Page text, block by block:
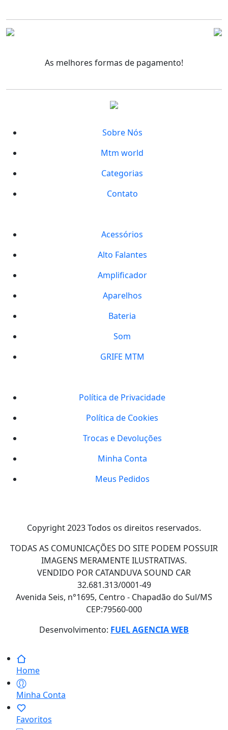
As melhores formas de pagamento!
Sobre Nós
Mtm world
Categorias
Contato
Acessórios
Alto Falantes
Amplificador
Aparelhos
Bateria
Som
GRIFE MTM
Política de Privacidade
Política de Cookies
Trocas e Devoluções
Minha Conta
Meus Pedidos
Copyright 2023 Todos os direitos reservados.
TODAS AS COMUNICAÇÕES DO SITE PODEM POSSUIR
IMAGENS MERAMENTE ILUSTRATIVAS.
VENDIDO POR CATANDUVA SOUND CAR
32.681.313/0001-49
Avenida Seis, n°1695, Centro - Chapadão do Sul/MS
CEP:79560-000
Desenvolvimento: FUEL AGENCIA WEB
Home
Minha Conta
Favoritos